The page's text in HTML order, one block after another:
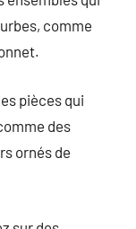
comme
pièces qui
des
ornés de